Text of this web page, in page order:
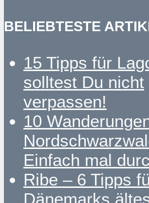
BELIEBTESTE
15 Tipps für
solltest Du nicht
verpassen!
10
Einfach mal
Ribe – 6 Tipps
Dänemarks